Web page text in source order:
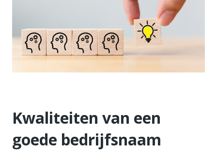
Kwaliteiten van een
goede bedrijfsnaam